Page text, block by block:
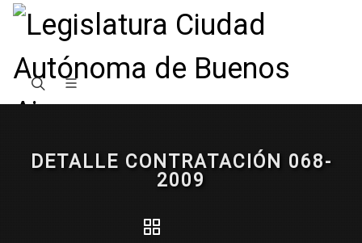
DETALLE CONTRATACIÓN 068-
2009